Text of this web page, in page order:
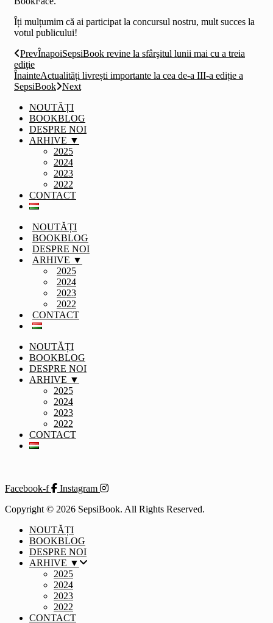
Îți mulțumim că ai participat la concursul nostru, mult succes la
votul publicului!
PrevÎnapoiSepsiBook revine la sfârşitul lunii mai cu a treia
ediţie
ÎnainteActualități livrești importante la cea de-a III-a ediție a
SepsiBook Next
NOUTĂȚI
BOOKBLOG
DESPRE NOI
ARHIVE ▼
2025
2024
2023
2022
CONTACT
NOUTĂȚI
BOOKBLOG
DESPRE NOI
ARHIVE ▼
2025
2024
2023
2022
CONTACT
NOUTĂȚI
BOOKBLOG
DESPRE NOI
ARHIVE ▼
2025
2024
2023
2022
CONTACT
Facebook-f
Instagram
Copyright © 2026 SepsiBook. All Rights Reserved.
NOUTĂȚI
BOOKBLOG
DESPRE NOI
ARHIVE ▼
2025
2024
2023
2022
CONTACT